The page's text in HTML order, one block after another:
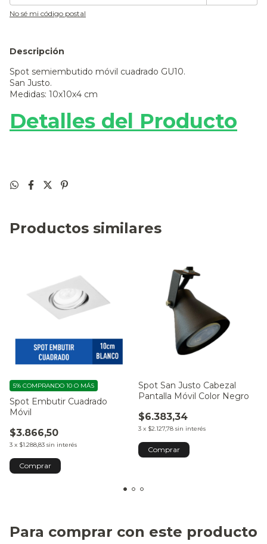
No sé mi código postal
Descripción
Spot semiembutido móvil cuadrado GU10.
San Justo.
Medidas: 10x10x4 cm
Detalles del Producto
Productos similares
Spot Embutir Cuadrado
Móvil
$3.866,50
3 x $1.288,83 sin interés
5% COMPRANDO 10 O MÁS
Comprar
Spot San Justo Cabezal
Pantalla Móvil Color Negro
$6.383,34
3 x $2.127,78 sin interés
Para comprar con este producto